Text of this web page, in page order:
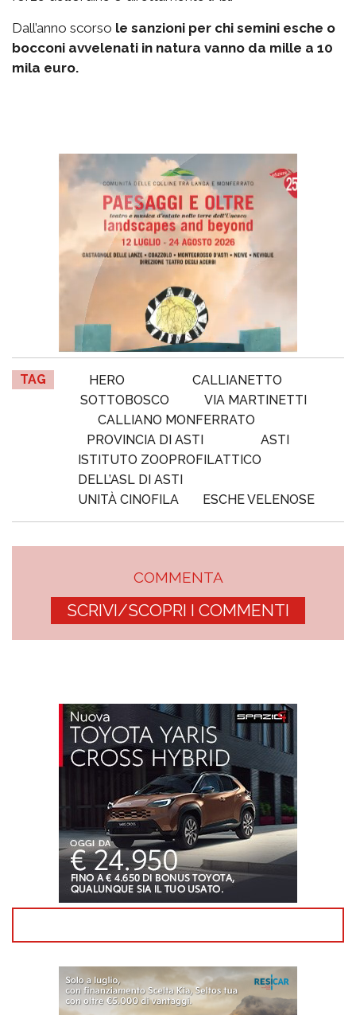
Dall’anno scorso le sanzioni per chi semini esche o
bocconi avvelenati in natura vanno da mille a 10
mila euro.
TAG HERO
CALLIANETTO
SOTTOBOSCO
VIA MARTINETTI
CALLIANO MONFERRATO
PROVINCIA DI ASTI
ASTI
ISTITUTO ZOOPROFILATTICO
DELL’ASL DI ASTI
UNITÀ CINOFILA
ESCHE VELENOSE
COMMENTA
SCRIVI/SCOPRI I COMMENTI